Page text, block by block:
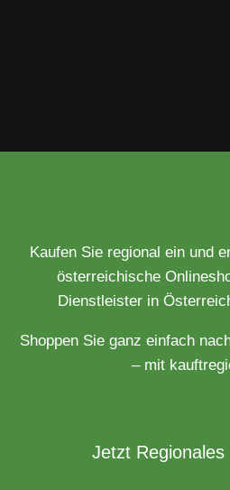
Kaufen Sie regional ein und
österreichische
Dienstleister in
Shoppen Sie ganz einfach
– mit
Jetzt Regionales